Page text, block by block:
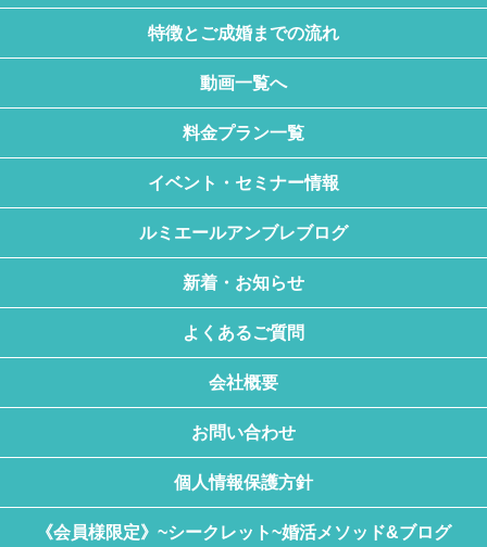
特徴とご成婚までの流れ
動画一覧へ
料金プラン一覧
イベント・セミナー情報
ルミエールアンブレブログ
新着・お知らせ
よくあるご質問
会社概要
お問い合わせ
個人情報保護方針
《会員様限定》~シークレット~婚活メソッド&ブログ